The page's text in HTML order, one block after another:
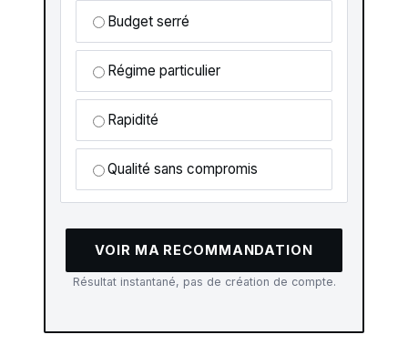
Budget serré
Régime particulier
Rapidité
Qualité sans compromis
VOIR MA RECOMMANDATION
Résultat instantané, pas de création de compte.